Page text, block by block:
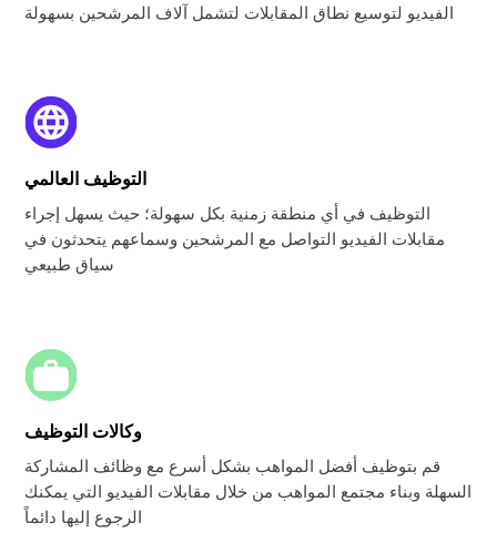
الفيديو لتوسيع نطاق المقابلات لتشمل آلاف المرشحين بسهولة
التوظيف العالمي
التوظيف في أي منطقة زمنية بكل سهولة؛ حيث يسهل إجراء
مقابلات الفيديو التواصل مع المرشحين وسماعهم يتحدثون في
سياق طبيعي
وكالات التوظيف
قم بتوظيف أفضل المواهب بشكل أسرع مع وظائف المشاركة
السهلة وبناء مجتمع المواهب من خلال مقابلات الفيديو التي يمكنك
الرجوع إليها دائماً